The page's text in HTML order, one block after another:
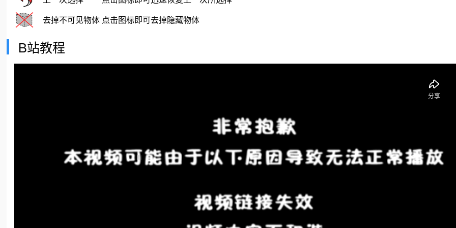
去掉不可见物体 点击图标即可去掉隐藏物体
B站教程